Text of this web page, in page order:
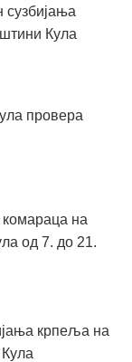
сузбијања
Кула
провера
на
од 7. до 21.
крпеља на